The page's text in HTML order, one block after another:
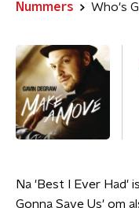
Nummers Who's
Na 'Best I Ever Had'
Gonna Save Us' om